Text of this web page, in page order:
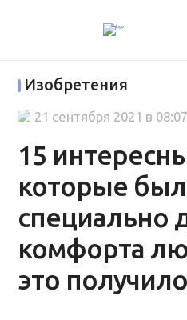
Изобретения
15
которые
специально
комфорта
это
21 сентября 2021 в 08:07